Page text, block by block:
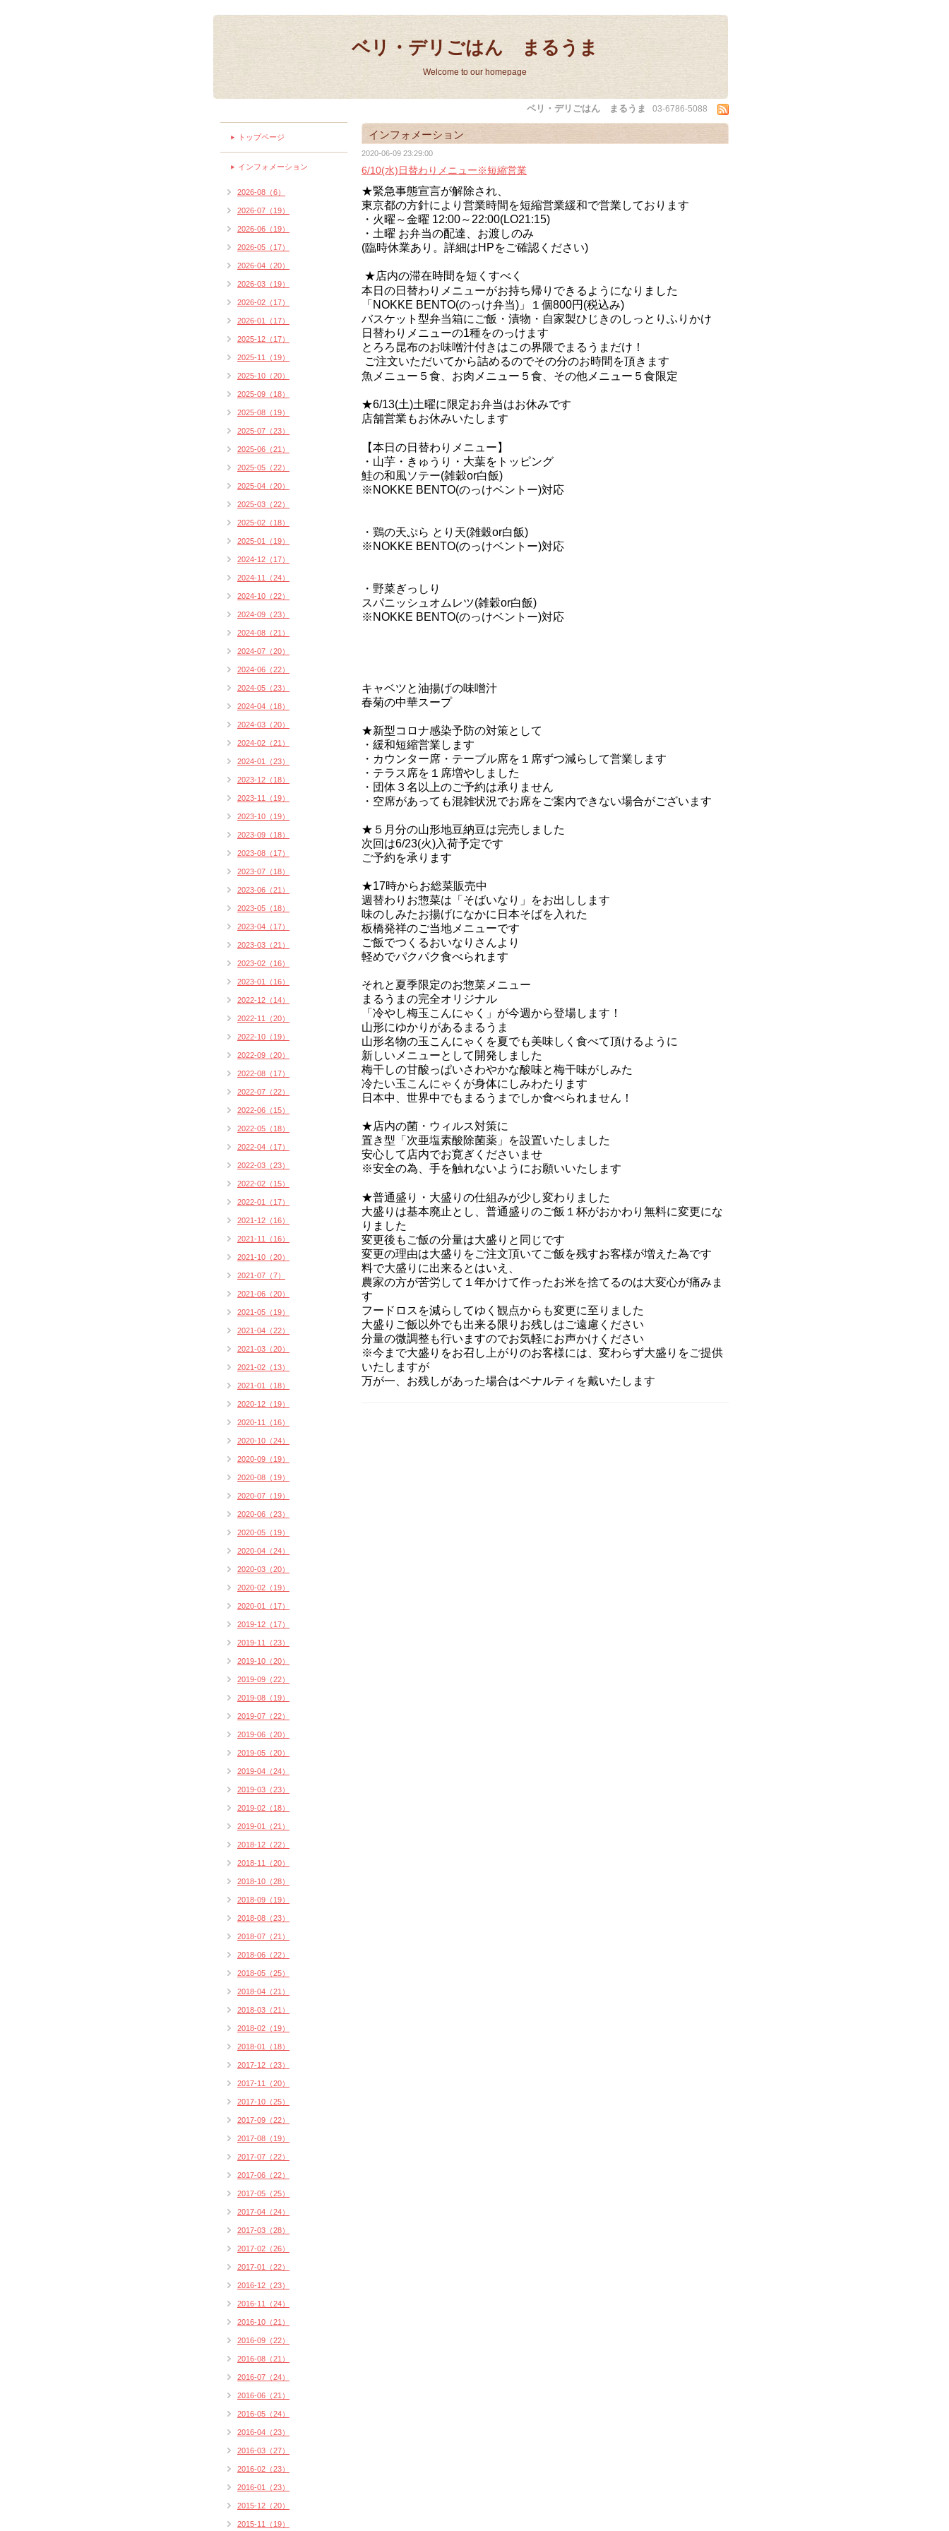
ベリ・デリごはん まるうま
Welcome to our homepage
ベリ・デリごはん まるうま 03-6786-5088
インフォメーション
2020-06-09 23:29:00
6/10(水)日替わりメニュー※短縮営業
★緊急事態宣言が解除され、
東京都の方針により 営業時間を短縮営業緩和で営業しております
・火曜～金曜 12:00～22:00(LO21:15)
・土曜 お弁当の配達、お渡しのみ
(臨時休業あり。詳細はHPをご確認ください)
★店内の滞在時間を短くすべく
本日の日替わりメニューがお持ち帰りできるようになりました
「NOKKE BENTO(のっけ弁当)」１個800円(税込み)
バスケット型弁当箱にご飯・漬物・自家製ひじきのしっとりふりかけ
日替わりメニューの1種をのっけます
とろろ昆布のお味噌汁付きはこの界隈でまるうまだけ！
ご注文いただいてから詰めるのでその分のお時間を頂きます
魚メニュー５食、お肉メニュー５食、その他メニュー５食限定
★6/13(土)土曜に限定お弁当はお休みです
店舗営業もお休みいたします
【本日の日替わりメニュー】
・山芋・きゅうり・大葉をトッピング
鮭の和風ソテー(雑穀or白飯)
※NOKKE BENTO(のっけベントー)対応
・鶏の天ぷら とり天(雑穀or白飯)
※NOKKE BENTO(のっけベントー)対応
・野菜ぎっしり
スパニッシュオムレツ(雑穀or白飯)
※NOKKE BENTO(のっけベントー)対応
キャベツと油揚げの味噌汁
春菊の中華スープ
★新型コロナ感染予防の対策として
・緩和短縮営業します
・カウンター席・テーブル席を１席ずつ減らして営業します
・テラス席を１席増やしました
・団体３名以上のご予約は承りません
・空席があっても混雑状況でお席をご案内できない場合がございます
★５月分の山形地豆納豆は完売しました
次回は6/23(火)入荷予定です
ご予約を承ります
★17時からお総菜販売中
週替わりお惣菜は「そばいなり」をお出しします
味のしみたお揚げになかに 日本そばを入れた
板橋発祥のご当地メニューです
ご飯でつくるおいなりさんより
軽めでパクパク食べられます
それと夏季限定のお惣菜メニュー
まるうまの完全オリジナル
「冷やし梅玉こんにゃく」が今週から登場します！
山形にゆかりがあるまるうま
山形名物の玉こんにゃくを夏でも美味しく食べて頂けるように
新しいメニューとして開発しました
梅干しの甘酸っぱいさわやかな酸味と梅干味がしみた
冷たい玉こんにゃくが身体にしみわたります
日本中、世界中でもまるうまでしか食べられません！
★店内の菌・ウィルス対策に
置き型「次亜塩素酸除菌薬」を設置いたしました
安心して店内でお寛ぎくださいませ
※安全の為、手を触れないようにお願いいたします
★普通盛り・大盛りの仕組みが少し変わりました
大盛りは基本廃止とし、普通盛りのご飯１杯がおかわり無料に変更にな
りました
変更後もご飯の分量は大盛りと同じです
変更の理由は大盛りをご注文頂いてご飯を残すお客様が増えた為です
料で大盛りに出来るとはいえ、
農家の方が苦労して１年かけて作ったお米を捨てるのは大変心が痛みま
す
フードロスを減らしてゆく観点からも変更に至りました
大盛りご飯以外でも出来る限りお残しはご遠慮ください
分量の微調整も行いますのでお気軽にお声かけください
※今まで大盛りをお召し上がりのお客様には、変わらず大盛りをご提供
いたしますが
万が一、お残しがあった場合はペナルティを戴いたします
トップページ
インフォメーション
2026-08（6）
2026-07（19）
2026-06（19）
2026-05（17）
2026-04（20）
2026-03（19）
2026-02（17）
2026-01（17）
2025-12（17）
2025-11（19）
2025-10（20）
2025-09（18）
2025-08（19）
2025-07（23）
2025-06（21）
2025-05（22）
2025-04（20）
2025-03（22）
2025-02（18）
2025-01（19）
2024-12（17）
2024-11（24）
2024-10（22）
2024-09（23）
2024-08（21）
2024-07（20）
2024-06（22）
2024-05（23）
2024-04（18）
2024-03（20）
2024-02（21）
2024-01（23）
2023-12（18）
2023-11（19）
2023-10（19）
2023-09（18）
2023-08（17）
2023-07（18）
2023-06（21）
2023-05（18）
2023-04（17）
2023-03（21）
2023-02（16）
2023-01（16）
2022-12（14）
2022-11（20）
2022-10（19）
2022-09（20）
2022-08（17）
2022-07（22）
2022-06（15）
2022-05（18）
2022-04（17）
2022-03（23）
2022-02（15）
2022-01（17）
2021-12（16）
2021-11（16）
2021-10（20）
2021-07（7）
2021-06（20）
2021-05（19）
2021-04（22）
2021-03（20）
2021-02（13）
2021-01（18）
2020-12（19）
2020-11（16）
2020-10（24）
2020-09（19）
2020-08（19）
2020-07（19）
2020-06（23）
2020-05（19）
2020-04（24）
2020-03（20）
2020-02（19）
2020-01（17）
2019-12（17）
2019-11（23）
2019-10（20）
2019-09（22）
2019-08（19）
2019-07（22）
2019-06（20）
2019-05（20）
2019-04（24）
2019-03（23）
2019-02（18）
2019-01（21）
2018-12（22）
2018-11（20）
2018-10（28）
2018-09（19）
2018-08（23）
2018-07（21）
2018-06（22）
2018-05（25）
2018-04（21）
2018-03（21）
2018-02（19）
2018-01（18）
2017-12（23）
2017-11（20）
2017-10（25）
2017-09（22）
2017-08（19）
2017-07（22）
2017-06（22）
2017-05（25）
2017-04（24）
2017-03（28）
2017-02（26）
2017-01（22）
2016-12（23）
2016-11（24）
2016-10（21）
2016-09（22）
2016-08（21）
2016-07（24）
2016-06（21）
2016-05（24）
2016-04（23）
2016-03（27）
2016-02（23）
2016-01（23）
2015-12（20）
2015-11（19）